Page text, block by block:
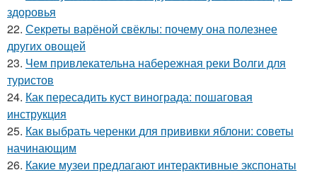
здоровья
22. Секреты варёной свёклы: почему она полезнее
других овощей
23. Чем привлекательна набережная реки Волги для
туристов
24. Как пересадить куст винограда: пошаговая
инструкция
25. Как выбрать черенки для прививки яблони: советы
начинающим
26. Какие музеи предлагают интерактивные экспонаты